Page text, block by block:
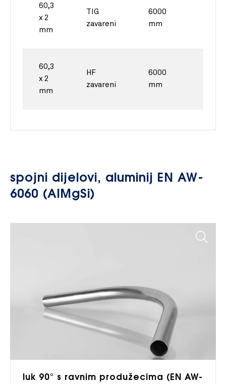
60,3
x 2
mm
TIG
zavareni
6000
mm
60,3
x 2
mm
HF
zavareni
6000
mm
spojni dijelovi, aluminij EN AW-
6060 (AlMgSi)
luk 90° s ravnim produžecima (EN AW-